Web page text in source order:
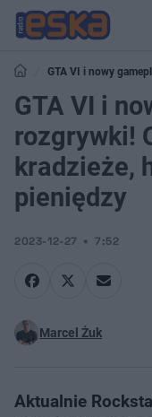
GTA VI i nowy
pranie pieniędzy
GTA VI i
rozgrywki!
kradzieże,
pieniędzy
2023-12-27 7:52
Marcel Żuk
Aktualnie